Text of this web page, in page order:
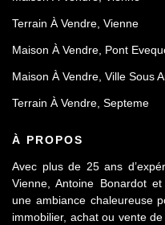
Terrain À Vendre, Vienne
Maison À Vendre, Pont
Maison À Vendre, Ville Sous
Terrain À Vendre, Septeme
À PROPOS
Avec plus de 25 ans
Vienne, Antoine Bonardot
une ambiance chaleureuse
immobilier, achat ou vente